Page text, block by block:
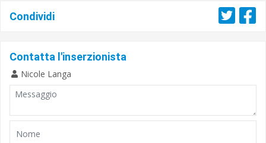
Condividi
Contatta l'inserzionista
Nicole Langa